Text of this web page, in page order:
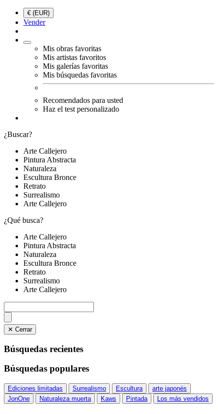
€ (EUR)
Vender
Mis obras favoritas
Mis artistas favoritos
Mis galerías favoritas
Mis búsquedas favoritas
Recomendados para usted
Haz el test personalizado
¿Buscar?
Arte Callejero
Pintura Abstracta
Naturaleza
Escultura Bronce
Retrato
Surrealismo
Arte Callejero
¿Qué busca?
Arte Callejero
Pintura Abstracta
Naturaleza
Escultura Bronce
Retrato
Surrealismo
Arte Callejero
✕ Cerrar
Búsquedas recientes
Búsquedas populares
Ediciones limitadas Surrealismo Escultura
arte japonés
JonOne
Naturaleza muerta Kaws Pintada Los más vendidos